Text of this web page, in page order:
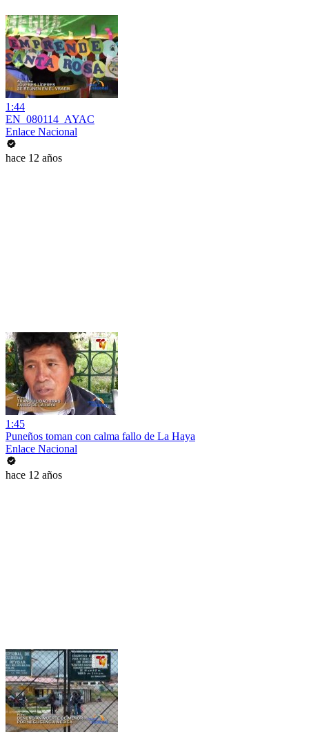
1:44
EN_080114_AYAC
Enlace Nacional
hace 12 años
1:45
Puneños toman con calma fallo de La Haya
Enlace Nacional
hace 12 años